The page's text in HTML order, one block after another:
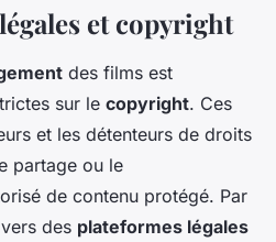
et copyright
des films est
sur le copyright. Ces
et les détenteurs de droits
partage ou le
de contenu protégé. Par
des plateformes légales